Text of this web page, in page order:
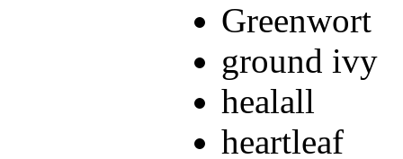
Greenwort
ground ivy
healall
heartleaf